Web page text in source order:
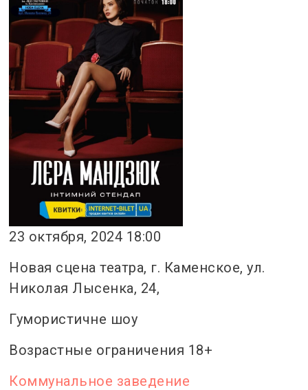
23 октября, 2024 18:00
Новая сцена театра, г. Каменское, ул.
Николая Лысенка, 24,
Гумористичне шоу
Возрастные ограничения 18+
Коммунальное заведение